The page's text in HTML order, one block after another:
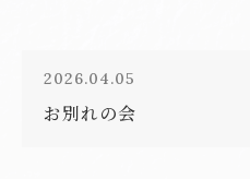
2026.04.05
お別れの会